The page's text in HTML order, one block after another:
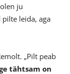
ju
leida, aga
„Pilt peab
tähtsam on